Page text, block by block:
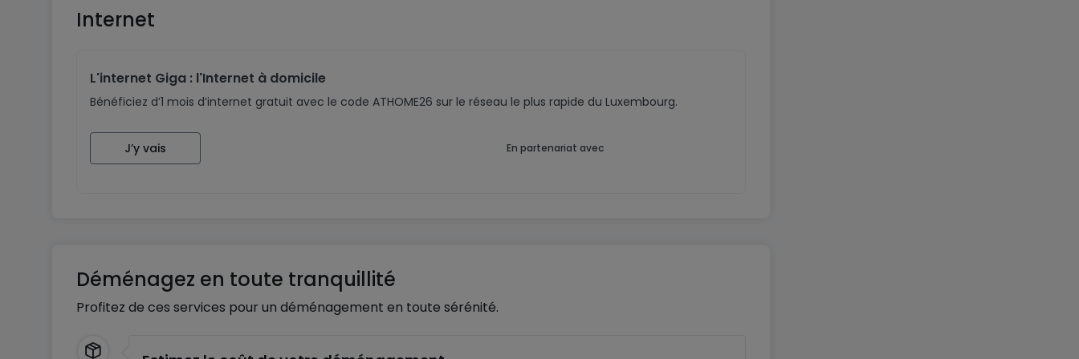
Internet
L'internet Giga : l'Internet à domicile
Bénéficiez d’1 mois d’internet gratuit avec le code ATHOME26 sur le réseau le plus rapide du Luxembourg.
J’y vais En partenariat avec
Déménagez en toute tranquillité
Profitez de ces services pour un déménagement en toute sérénité.